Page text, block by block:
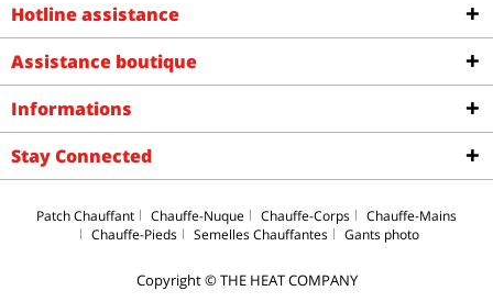
Hotline assistance
Assistance boutique
Informations
Stay Connected
Patch Chauffant Chauffe-Nuque Chauffe-Corps
Chauffe-Mains
Chauffe-Pieds
Semelles Chauffantes Gants photo
Copyright © THE HEAT COMPANY